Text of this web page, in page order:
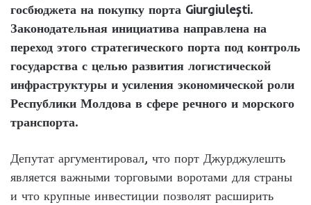
госбюджета на покупку порта Giurgiulești.
Законодательная инициатива направлена на
переход этого стратегического порта под контроль
государства с целью развития логистической
инфраструктуры и усиления экономической роли
Республики Молдова в сфере речного и морского
транспорта.
Депутат аргументировал, что порт Джурджулешть
является важными торговыми воротами для страны
и что крупные инвестиции позволят расширить